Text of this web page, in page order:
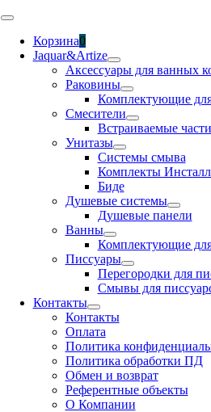
Skip
content
Toggle
NavigationКорзина0
Jaquar&Artize
Аксессуары для ванных
Раковины
Комплектующие
Смесители
Встраиваемые
Унитазы
Системы смыва
Комплекты
Биде
Душевые системы
Душевые панели
Ванны
Комплектующие
Писсуары
Перегородки для
Смывы для
Контакты
Контакты
Оплата
Политика
Политика обработки ПД
Обмен и возврат
Референтные объекты
О Компании